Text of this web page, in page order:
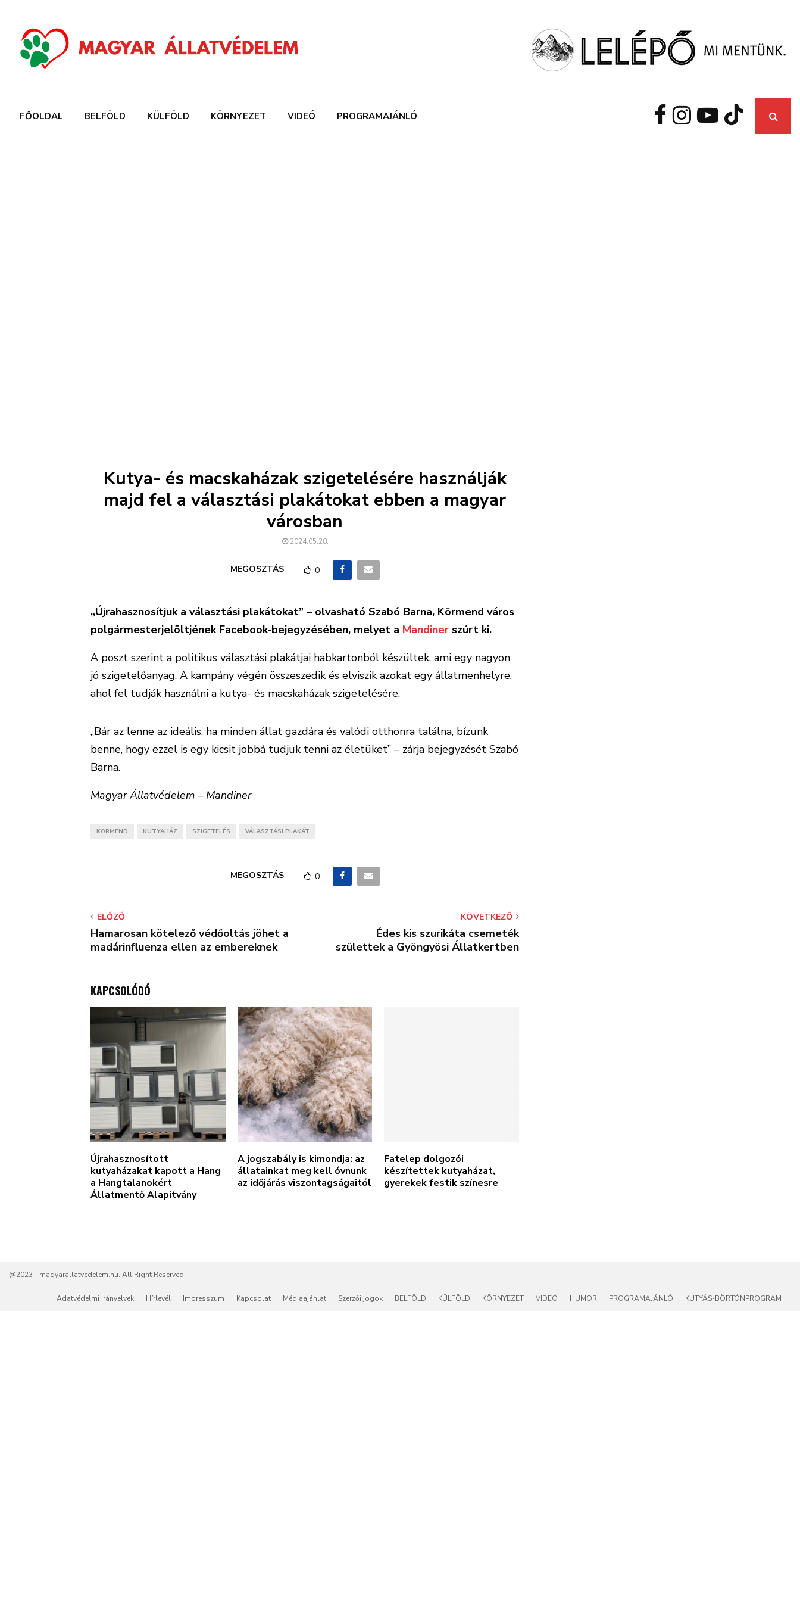
FŐOLDAL BELFÖLD KÜLFÖLD KÖRNYEZET VIDEÓ PROGRAMAJÁNLÓ
Kutya- és macskaházak szigetelésére használják
majd fel a választási plakátokat ebben a magyar
városban
2024.05.28.
MEGOSZTÁS 0
„Újrahasznosítjuk a választási plakátokat” – olvasható Szabó Barna, Körmend város
polgármesterjelöltjének Facebook-bejegyzésében, melyet a Mandiner szúrt ki.
A poszt szerint a politikus választási plakátjai habkartonból készültek, ami egy nagyon
jó szigetelőanyag. A kampány végén összeszedik és elviszik azokat egy állatmenhelyre,
ahol fel tudják használni a kutya- és macskaházak szigetelésére.
„Bár az lenne az ideális, ha minden állat gazdára és valódi otthonra találna, bízunk
benne, hogy ezzel is egy kicsit jobbá tudjuk tenni az életüket” – zárja bejegyzését Szabó
Barna.
Magyar Állatvédelem – Mandiner
KÖRMEND KUTYAHÁZ SZIGETELÉS VÁLASZTÁSI PLAKÁT
MEGOSZTÁS 0
ELŐZŐ
Hamarosan kötelező védőoltás jöhet a
madárinfluenza ellen az embereknek
KÖVETKEZŐ
Édes kis szurikáta csemeték
születtek a Gyöngyösi Állatkertben
KAPCSOLÓDÓ
Újrahasznosított
kutyaházakat kapott a Hang
a Hangtalanokért
Állatmentő Alapítvány
A jogszabály is kimondja: az
állatainkat meg kell óvnunk
az időjárás viszontagságaitól
Fatelep dolgozói
készítettek kutyaházat,
gyerekek festik színesre
@2023 - magyarallatvedelem.hu. All Right Reserved.
Adatvédelmi irányelvek Hírlevél Impresszum Kapcsolat Médiaajánlat Szerzői jogok BELFÖLD KÜLFÖLD KÖRNYEZET VIDEÓ HUMOR PROGRAMAJÁNLÓ KUTYÁS-BÖRTÖNPROGRAM